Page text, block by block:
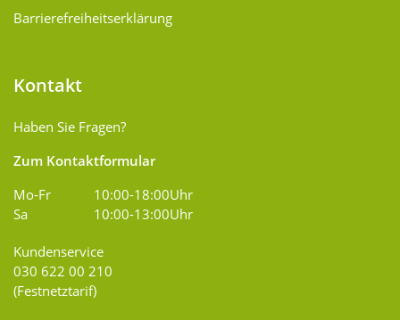
Barrierefreiheitserklärung
Kontakt
Haben Sie Fragen?
Zum Kontaktformular
Mo-Fr
10:00-18:00Uhr
Sa
10:00-13:00Uhr
Kundenservice
030 622 00 210
(Festnetztarif)